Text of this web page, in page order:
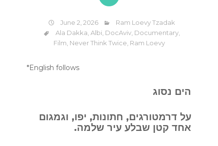
June 2, 2026
Ram Loevy Tzadak
Ala Dakka Albi DocAviv Documentary
Film Never Think Twice Ram Loevy
*English follows
הים נסוג
על דרמטורגים, חתונות, יפו, וגמגום
אחד קטן שבלע עיר שלמה.